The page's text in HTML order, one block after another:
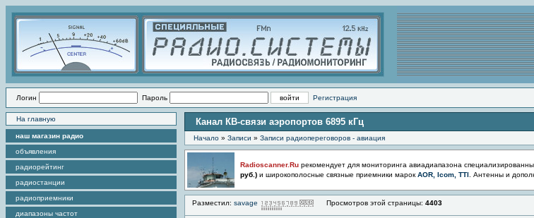
Логин Пароль Регистрация
На главную
наш магазин радио
объявления
радиорейтинг
радиостанции
радиоприемники
диапазоны частот
Канал КВ-связи аэропортов 6895 кГц
Начало » Записи » Записи радиопереговоров - авиация
Radioscanner.Ru рекомендует для мониторинга авиадиапазона
руб.) и широкополосные связные приемники марок AOR, Icom, TTI . Антенны и
Разместил: savage Просмотров этой страницы: 4403